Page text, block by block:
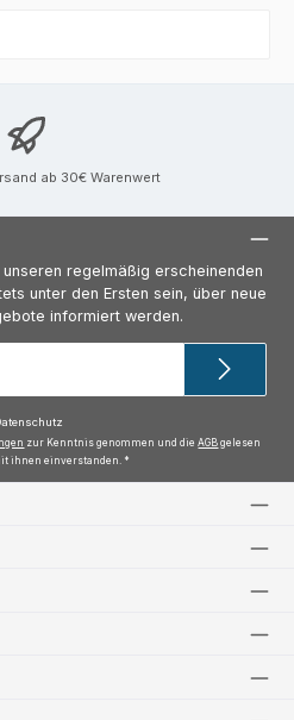
ab 30€ Warenwert
regelmäßig erscheinenden
unter den Ersten sein, über neue
informiert werden.
zur Kenntnis genommen und dieAGB gelesen
ihnen einverstanden. *